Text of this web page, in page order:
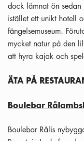
dock lämnat ön
istället ett unikt hotell
fängelsemuseum.
mycket natur på den
att hyra kajak och
ÄTA PÅ
Boulebar
Boulebar Rålis